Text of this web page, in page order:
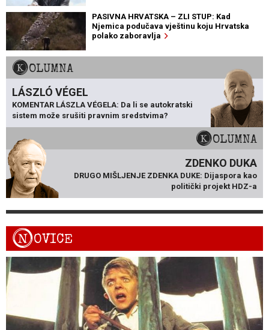
PASIVNA HRVATSKA – ZLI STUP: Kad
Njemica podučava vještinu koju Hrvatska
polako zaboravlja
KOLUMNA
LÁSZLÓ VÉGEL
KOMENTAR LÁSZLA VÉGELA: Da li se autokratski
sistem može srušiti pravnim sredstvima?
KOLUMNA
ZDENKO DUKA
DRUGO MIŠLJENJE ZDENKA DUKE: Dijaspora kao
politički projekt HDZ-a
NOVICE